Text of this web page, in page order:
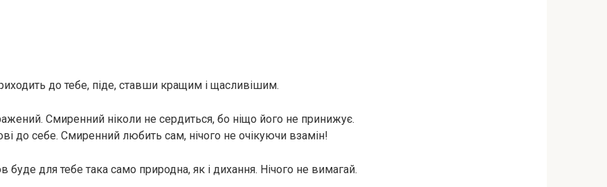
до тебе, піде, ставши кращим і щасливішим.
Смиренний ніколи не сердиться, бо ніщо його не принижує.
до себе. Смиренний любить сам, нічого не очікуючи взамін!
для тебе така само природна, як і дихання. Нічого не вимагай.